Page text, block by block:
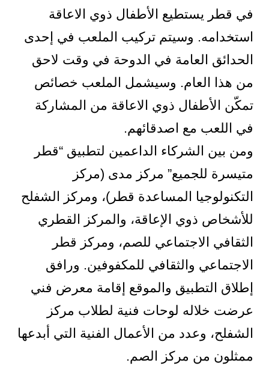
في قطر يستطيع الأطفال ذوي الاعاقة
استخدامه. وسيتم تركيب الملعب في إحدى
الحدائق العامة في الدوحة في وقت لاحق
من هذا العام. وسيشمل الملعب خصائص
تمكّن الأطفال ذوي الاعاقة من المشاركة
في اللعب مع اصدقائهم.
ومن بين الشركاء الداعمين لتطبيق “قطر
متيسرة للجميع” مركز مدى (مركز
التكنولوجيا المساعدة قطر)، ومركز الشفلح
للأشخاص ذوي الإعاقة، والمركز القطري
الثقافي الاجتماعي للصم، ومركز قطر
الاجتماعي والثقافي للمكفوفين. ورافق
إطلاق التطبيق والموقع إقامة معرض فني
عرضت خلاله لوحات فنية لطلاب مركز
الشفلح، وعدد من الأعمال الفنية التي أبدعها
ممثلون من مركز الصم.